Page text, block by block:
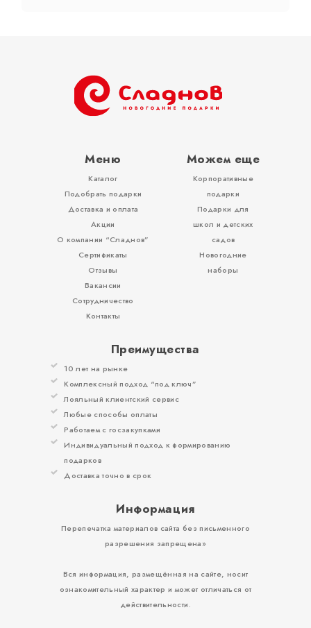
Тубы
Вложения, игры
Меню
Каталог
Подобрать подарки
Доставка и оплата
Акции
О компании “Сладнов”
Сертификаты
Отзывы
Вакансии
Сотрудничество
Контакты
Можем еще
Корпоративные
подарки
Подарки для
школ и детских
садов
Новогодние
наборы
Преимущества
10 лет на рынке
Комплексный подход “под ключ”
Лояльный клиентский сервис
Любые способы оплаты
Работаем с госзакупками
Индивидуальный подход к формированию
подарков
Доставка точно в срок
Информация
Перепечатка материалов сайта без письменного
разрешения запрещена»
Вся информация, размещённая на сайте, носит
ознакомительный характер и может отличаться от
действительности.